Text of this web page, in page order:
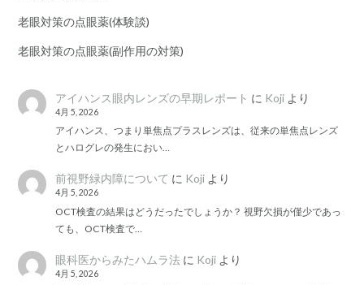
老眼対策の点眼薬(体験談)
老眼対策の点眼薬(副作用の対策)
アイハンス眼内レンズの早期レポート に Kojiより
4月 5, 2026
アイハンス、つまり単焦点プラスレンズは、従来の単焦点レンズ
とハログレの発生におい…
前視野緑内障について に Kojiより
4月 5, 2026
OCT検査の結果はどうだったでしょうか？ 視野欠損が僅少であっ
ても、OCT検査で…
眼科医からみたハムラ法に Kojiより
4月 5, 2026